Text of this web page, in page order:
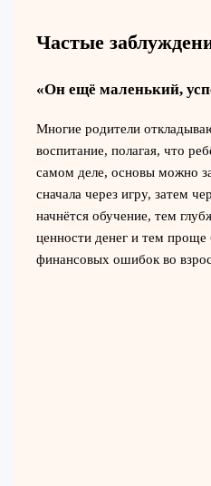
Частые
«Он ещё маленький,
Многие родители
воспитание, полагая, что
самом деле, основы можно
сначала через игру, затем
начнётся обучение, тем
ценности денег и тем проще
финансовых ошибок во